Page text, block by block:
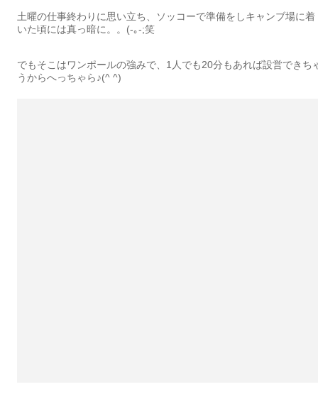
土曜の仕事終わりに思い立ち、ソッコーで準備をしキャンブ場に着
いた頃には真っ暗に。。(-｡-;笑
でもそこはワンポールの強みで、1人でも20分もあれば設営できち
うからへっちゃら♪(^ ^)